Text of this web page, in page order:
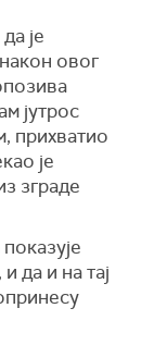
је
овог
јутрос
прихватио
је
зграде
да и на тај